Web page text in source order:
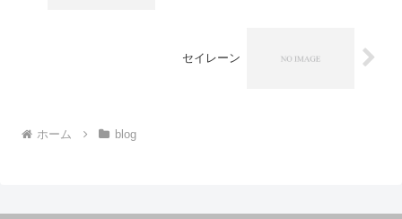
セイレーン
ホーム blog